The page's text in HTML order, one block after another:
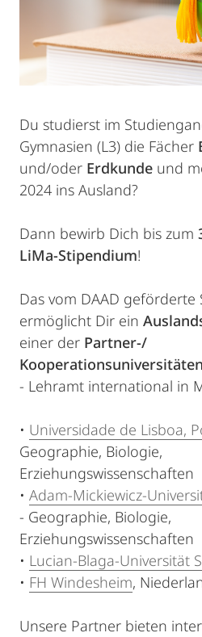
Du studierst im
Gymnasien (L3) die Fächer
und/oder Erdkunde und
2024 ins Ausland?
Dann bewirb Dich bis zum
LiMa-Stipendium!
Das vom DAAD geförderte
ermöglicht Dir ein
einer der Partner-/
Kooperationsuniversitäten
- Lehramt international in
• Universidade de Lisboa,
Geographie, Biologie,
Erziehungswissenschaften
• Adam-Mickiewicz-
- Geographie, Biologie,
Erziehungswissenschaften
• Lucian-Blaga-Universität
• FH Windesheim,
Unsere Partner bieten